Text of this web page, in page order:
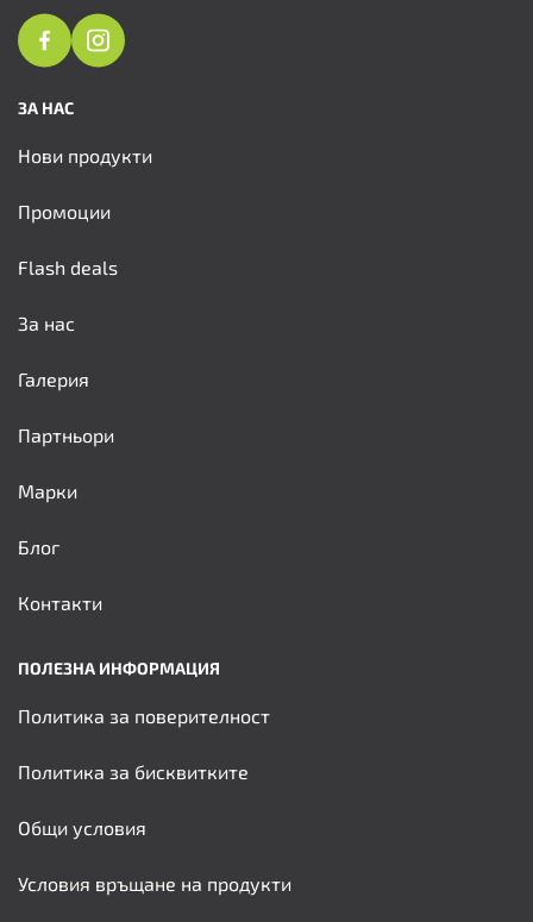
ЗА НАС
Нови продукти
Промоции
Flash deals
За нас
Галерия
Партньори
Марки
Блог
Контакти
ПОЛЕЗНА ИНФОРМАЦИЯ
Политика за поверителност
Политика за бисквитките
Общи условия
Условия връщане на продукти